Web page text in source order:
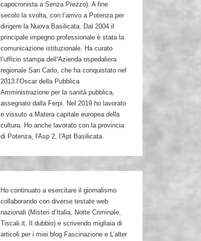
capocronista a Senza Prezzo). A fine
secolo la svolta, con l’arrivo a Potenza per
dirigere la Nuova Basilicata. Dal 2004 il
principale impegno professionale è stata la
comunicazione istituzionale. Ha curato
l’ufficio stampa dell’Azienda ospedaliera
regionale San Carlo, che ha conquistato nel
2013 l’Oscar della Pubblica
Amministrazione per la sanità pubblica,
assegnato dalla Ferpi. Nel 2019 ho lavorato
e vissuto a Matera capitale europea della
cultura. Ho anche lavorato con la provincia
di Potenza, l'Asp 2, l'Apt Basilicata.
Ho continuato a esercitare il giornalismo
collaborando con diverse testate web
nazionali (Misteri d’Italia, Notte Criminale,
Tiscali.it, Il dubbio) e scrivendo migliaia di
articoli per i miei blog Fascinazione e L’alter